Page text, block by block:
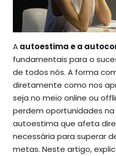
Aautoestima e a
fundamentais para o
de todos nós. A forma
diretamente como nos
seja no meio online ou
perdem oportunidades
autoestima que afeta
necessária para superar
metas. Neste artigo,